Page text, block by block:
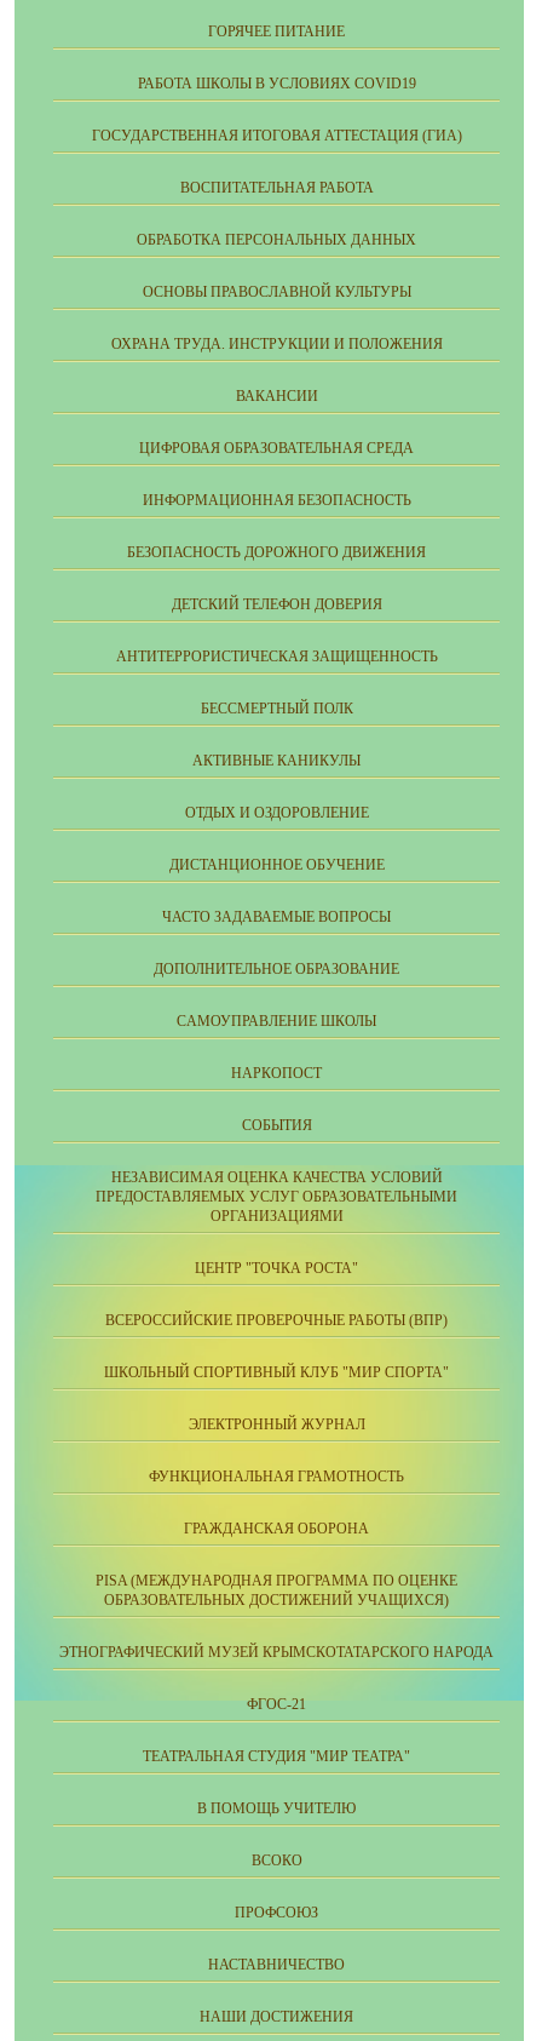
ГОРЯЧЕЕ ПИТАНИЕ
РАБОТА ШКОЛЫ В УСЛОВИЯХ COVID19
ГОСУДАРСТВЕННАЯ ИТОГОВАЯ АТТЕСТАЦИЯ (ГИА)
ВОСПИТАТЕЛЬНАЯ РАБОТА
ОБРАБОТКА ПЕРСОНАЛЬНЫХ ДАННЫХ
ОСНОВЫ ПРАВОСЛАВНОЙ КУЛЬТУРЫ
ОХРАНА ТРУДА. ИНСТРУКЦИИ И ПОЛОЖЕНИЯ
ВАКАНСИИ
ЦИФРОВАЯ ОБРАЗОВАТЕЛЬНАЯ СРЕДА
ИНФОРМАЦИОННАЯ БЕЗОПАСНОСТЬ
БЕЗОПАСНОСТЬ ДОРОЖНОГО ДВИЖЕНИЯ
ДЕТСКИЙ ТЕЛЕФОН ДОВЕРИЯ
АНТИТЕРРОРИСТИЧЕСКАЯ ЗАЩИЩЕННОСТЬ
БЕССМЕРТНЫЙ ПОЛК
АКТИВНЫЕ КАНИКУЛЫ
ОТДЫХ И ОЗДОРОВЛЕНИЕ
ДИСТАНЦИОННОЕ ОБУЧЕНИЕ
ЧАСТО ЗАДАВАЕМЫЕ ВОПРОСЫ
ДОПОЛНИТЕЛЬНОЕ ОБРАЗОВАНИЕ
CАМОУПРАВЛЕНИЕ ШКОЛЫ
НАРКОПОСТ
СОБЫТИЯ
НЕЗАВИСИМАЯ ОЦЕНКА КАЧЕСТВА УСЛОВИЙ
ПРЕДОСТАВЛЯЕМЫХ УСЛУГ ОБРАЗОВАТЕЛЬНЫМИ
ОРГАНИЗАЦИЯМИ
ЦЕНТР "ТОЧКА РОСТА"
ВСЕРОССИЙСКИЕ ПРОВЕРОЧНЫЕ РАБОТЫ (ВПР)
ШКОЛЬНЫЙ СПОРТИВНЫЙ КЛУБ "МИР СПОРТА"
ЭЛЕКТРОННЫЙ ЖУРНАЛ
ФУНКЦИОНАЛЬНАЯ ГРАМОТНОСТЬ
ГРАЖДАНСКАЯ ОБОРОНА
PISA (МЕЖДУНАРОДНАЯ ПРОГРАММА ПО ОЦЕНКЕ
ОБРАЗОВАТЕЛЬНЫХ ДОСТИЖЕНИЙ УЧАЩИХСЯ)
ЭТНОГРАФИЧЕСКИЙ МУЗЕЙ КРЫМСКОТАТАРСКОГО НАРОДА
ФГОС-21
ТЕАТРАЛЬНАЯ СТУДИЯ "МИР ТЕАТРА"
В ПОМОЩЬ УЧИТЕЛЮ
ВСОКО
ПРОФСОЮЗ
НАСТАВНИЧЕСТВО
НАШИ ДОСТИЖЕНИЯ